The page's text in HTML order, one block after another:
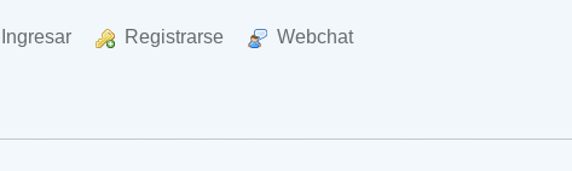
Ingresar Registrarse Webchat